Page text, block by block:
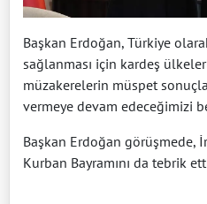
Başkan Erdoğan, Türkiye
sağlanması için kardeş
müzakerelerin müspet
vermeye devam edeceğimizi
Başkan Erdoğan görüşmede,
Kurban Bayramını da tebrik